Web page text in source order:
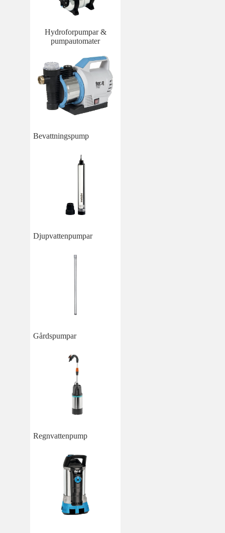
Hydroforpumpar &
pumpautomater
Bevattningspump
Djupvattenpumpar
Gårdspumpar
Regnvattenpump